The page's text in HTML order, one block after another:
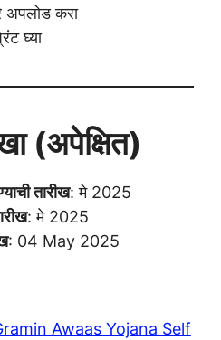
करा
घ्या
(अपेक्षित)
तारीख: मे 2025
: मे 2025
: 04 May 2025
Awaas Yojana Self